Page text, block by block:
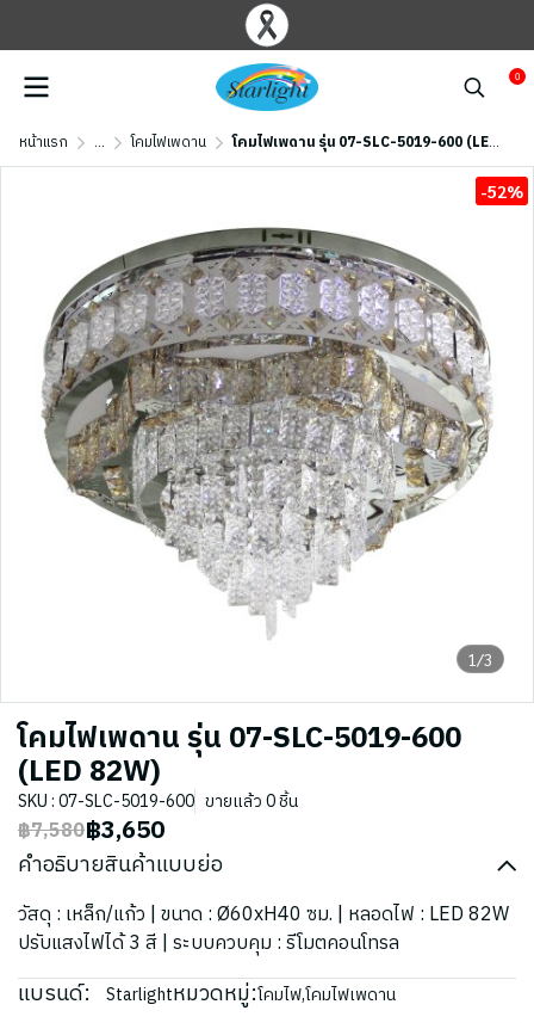
0
หน้าแรก ... โคมไฟเพดาน โคมไฟเพดาน รุ่น 07-SLC-5019-600 (LED 82W)
1/3
-52%
โคมไฟเพดาน รุ่น 07-SLC-5019-600
(LED 82W)
SKU : 07-SLC-5019-600 ขายแล้ว 0 ชิ้น
฿7,580฿3,650
คำอธิบายสินค้าแบบย่อ
วัสดุ : เหล็ก/แก้ว | ขนาด : Ø60xH40 ซม. | หลอดไฟ : LED 82W
ปรับแสงไฟได้ 3 สี | ระบบควบคุม : รีโมตคอนโทรล
แบรนด์: Starlightหมวดหมู่:โคมไฟ,โคมไฟเพดาน